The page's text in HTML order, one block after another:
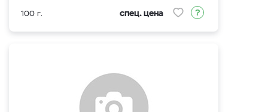
100 г. спец. цена